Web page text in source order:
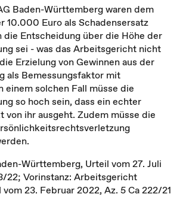
Baden-Württemberg waren dem
10.000 Euro als Schadensersatz
die Entscheidung über die Höhe der
sei - was das Arbeitsgericht nicht
Erzielung von Gewinnen aus der
als Bemessungsfaktor mit
einem solchen Fall müsse die
so hoch sein, dass ein echter
von ihr ausgeht. Zudem müsse die
Württemberg, Urteil vom 27. Juli
22; Vorinstanz: Arbeitsgericht
23. Februar 2022, Az. 5 Ca 222/21